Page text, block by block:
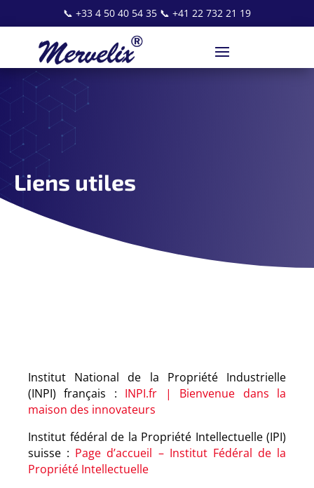
📞 +33 4 50 40 54 35 📞 +41 22 732 21 19
Liens utiles
Institut National de la Propriété Industrielle
(INPI) français : INPI.fr | Bienvenue dans la
maison des innovateurs
Institut fédéral de la Propriété Intellectuelle (IPI)
suisse : Page d’accueil – Institut Fédéral de la
Propriété Intellectuelle